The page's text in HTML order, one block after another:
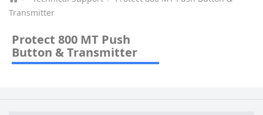
Transmitter
Protect 800 MT Push
Button & Transmitter